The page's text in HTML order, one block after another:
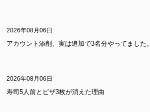
2026年08月06日
アカウント添削、実は追加で3名分やってました。
2026年08月06日
寿司5人前とピザ3枚が消えた理由